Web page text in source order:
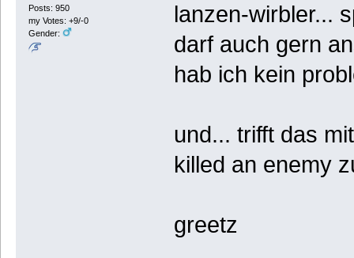
Posts: 950
my Votes: +9/-0
Gender:
lanzen-wirbler...
darf auch gern
hab ich kein
und... trifft das
killed an enemy
greetz